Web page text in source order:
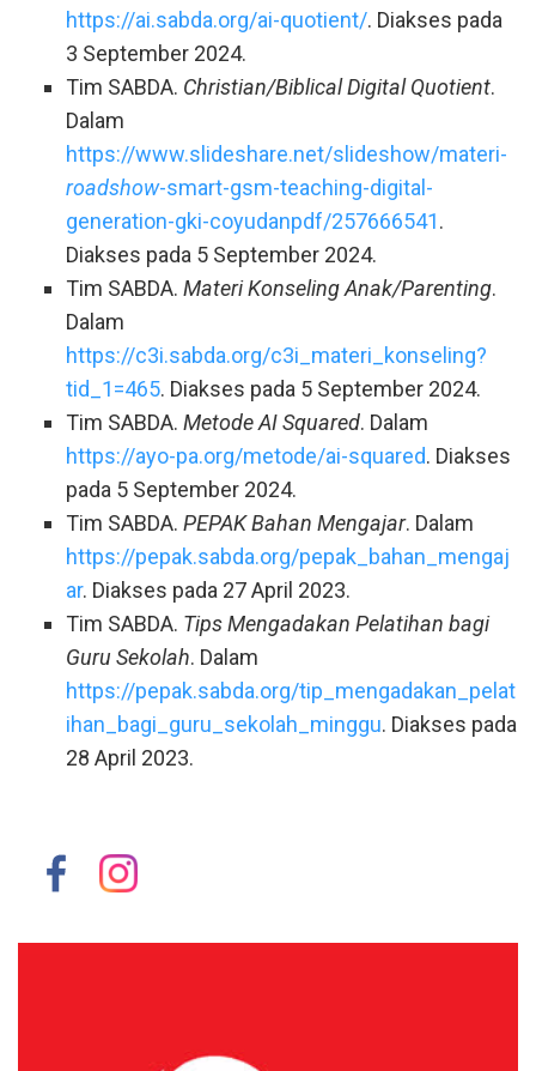
https://ai.sabda.org/ai-quotient/. Diakses pada
3 September 2024.
Tim SABDA. Christian/Biblical Digital Quotient.
Dalam
https://www.slideshare.net/slideshow/materi-
roadshow-smart-gsm-teaching-digital-
generation-gki-coyudanpdf/257666541.
Diakses pada 5 September 2024.
Tim SABDA. Materi Konseling Anak/Parenting.
Dalam
https://c3i.sabda.org/c3i_materi_konseling?
tid_1=465. Diakses pada 5 September 2024.
Tim SABDA. Metode AI Squared. Dalam
https://ayo-pa.org/metode/ai-squared. Diakses
pada 5 September 2024.
Tim SABDA. PEPAK Bahan Mengajar. Dalam
https://pepak.sabda.org/pepak_bahan_mengaj
ar. Diakses pada 27 April 2023.
Tim SABDA. Tips Mengadakan Pelatihan bagi
Guru Sekolah. Dalam
https://pepak.sabda.org/tip_mengadakan_pelat
ihan_bagi_guru_sekolah_minggu. Diakses pada
28 April 2023.